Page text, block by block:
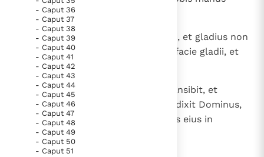
- Caput 36
- Caput 37
- Caput 38
- Caput 39
- Caput 40
- Caput 41
- Caput 42
- Caput 43
- Caput 44
- Caput 45
- Caput 46
- Caput 47
- Caput 48
- Caput 49
- Caput 50
- Caput 51
vestrae in peccatum;
et cadet Assyria in gladio non viri, et gladius non
hominis vorabit eum, et fugiet a facie gladii, et
iuvenes eius vectigales erunt.
Et fortitudo eius prae terrore transibit, et
pavebunt signum principes eius, dixit Dominus,
cuius ignis est in Sion, et caminus eius in
Ierusalem.